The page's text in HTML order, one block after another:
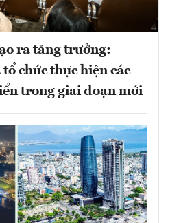
ra tăng trưởng:
chức thực hiện các
trong giai đoạn mới